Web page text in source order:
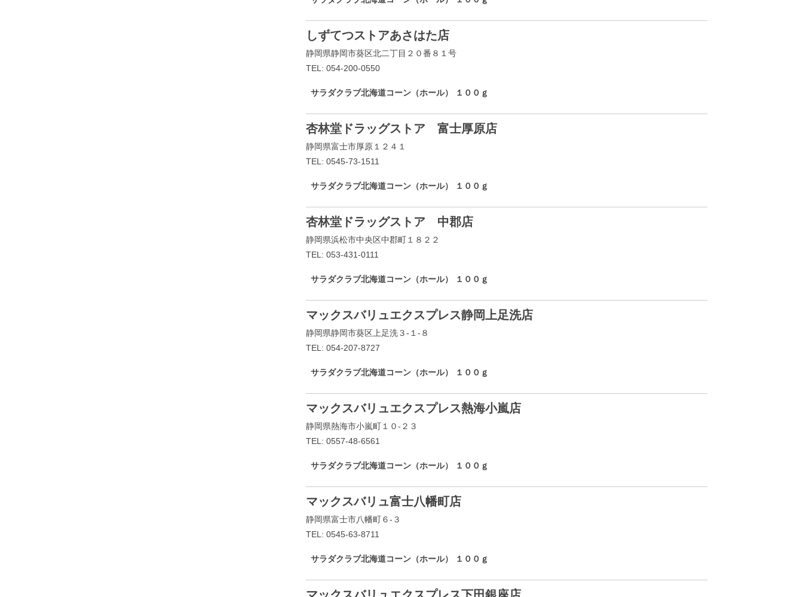
しずてつストアあさはた店
静岡県静岡市葵区北二丁目２０番８１号
TEL: 054-200-0550
サラダクラブ北海道コーン（ホール） １００ｇ
杏林堂ドラッグストア 富士厚原店
静岡県富士市厚原１２４１
TEL: 0545-73-1511
サラダクラブ北海道コーン（ホール） １００ｇ
杏林堂ドラッグストア 中郡店
静岡県浜松市中央区中郡町１８２２
TEL: 053-431-0111
サラダクラブ北海道コーン（ホール） １００ｇ
マックスバリュエクスプレス静岡上足洗店
静岡県静岡市葵区上足洗３-１-８
TEL: 054-207-8727
サラダクラブ北海道コーン（ホール） １００ｇ
マックスバリュエクスプレス熱海小嵐店
静岡県熱海市小嵐町１０-２３
TEL: 0557-48-6561
サラダクラブ北海道コーン（ホール） １００ｇ
マックスバリュ富士八幡町店
静岡県富士市八幡町６-３
TEL: 0545-63-8711
サラダクラブ北海道コーン（ホール） １００ｇ